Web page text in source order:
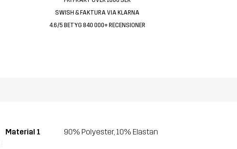
SWISH & FAKTURA VIA KLARNA
4.6/5 BETYG 840 000+ RECENSIONER
Material 1 90% Polyester, 10% Elastan